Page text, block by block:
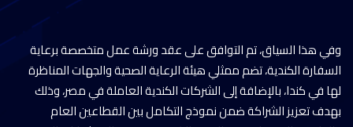
وفي هذا السياق، تم التوافق على عقد ورشة عمل متخصصة برعاية
السفارة الكندية، تضم ممثلي هيئة الرعاية الصحية والجهات المناظرة
لها في كندا، بالإضافة إلى الشركات الكندية العاملة في مصر، وذلك
بهدف تعزيز الشراكة ضمن نموذج التكامل بين القطاعين العام